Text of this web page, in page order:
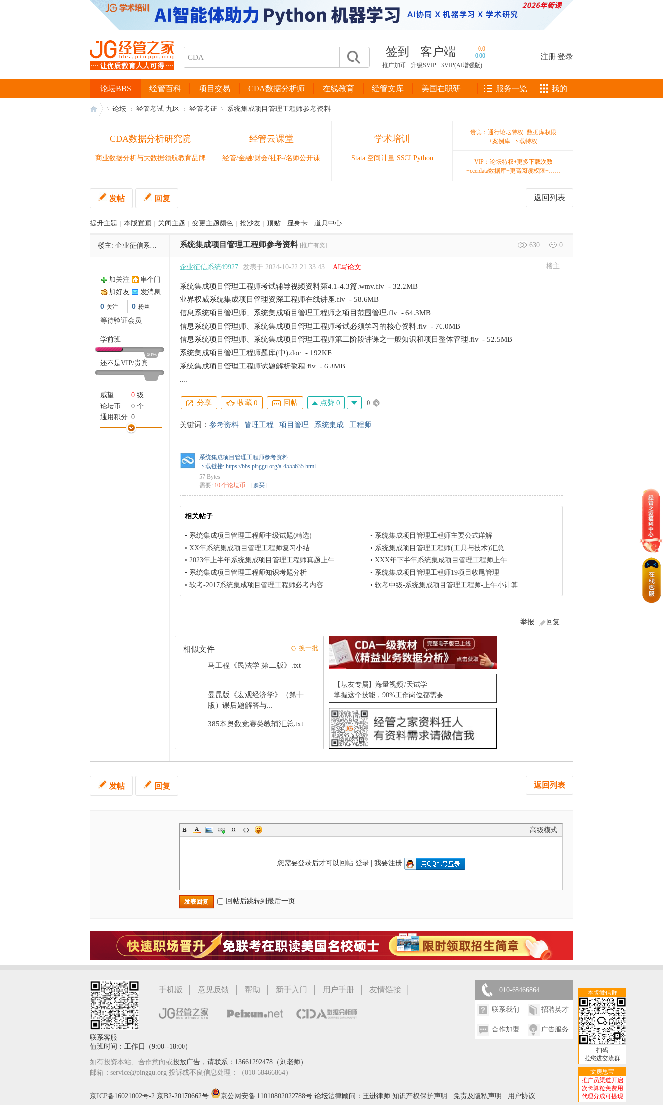
签到 客户端
0.0
0.00
推广加币
升级SVIP SVIP(AI增强版)
注册登录
经管百科 项目交易 CDA数据分析师 在线教育 经管文库 美国在职研
论坛BBS 服务一览 我的
之
论坛 经管考试 九区 经管考证 系统集成项目管理工程师参考资料
CDA数据分析研究院
商业数据分析与大数据领航教育品牌
经管云课堂
经管/金融/财会/社科/名师公开课
学术培训
Stata 空间计量 SSCI Python
贵宾：通行论坛特权+数据库权限
+案例库+下载特权
VIP：论坛特权+更多下载次数
+ccerdata数据库+更高阅读权限+……
返回列表
发帖 回复
提升主题 本版置顶 关闭主题 变更主题颜色 抢沙发 顶贴 显身卡 道具中心
楼主: 企业征信系统49927 630 0
系统集成项目管理工程师参考资料 [推广有奖]
加关注
串个门
加好友
发消息
0 关注 0 粉丝
等待验证会员
学前班
40%
还不是VIP/贵宾
-
威望 0 级
论坛币
0 个
通用积分 0
学术水平
0 点
楼主
企业征信系统49927 发表于 2024-10-22 21:33:43 AI写论文
系统集成项目管理工程师考试辅导视频资料第4.1-4.3篇.wmv.flv - 32.2MB
业界权威系统集成项目管理资深工程师在线讲座.flv - 58.6MB
信息系统项目管理师、系统集成项目管理工程师之项目范围管理.flv - 64.3MB
信息系统项目管理师、系统集成项目管理工程师考试必须学习的核心资料.flv - 70.0MB
信息系统项目管理师、系统集成项目管理工程师第二阶段讲课之一般知识和项目整体管理.flv - 52.5MB
系统集成项目管理工程师题库(中).doc - 192KB
系统集成项目管理工程师试题解析教程.flv - 6.8MB
....
分享 收藏0 回帖 点赞 0 0
关键词： 参考资料 管理工程 项目管理 系统集成 工程师
系统集成项目管理工程师参考资料
下载链接: https://bbs.pinggu.org/a-4555635.html
57 Bytes
需要: 10 个论坛币 [购买]
相关帖子
• 系统集成项目管理工程师中级试题(精选) • 系统集成项目管理工程师主要公式详解
• XX年系统集成项目管理工程师复习小结 • 系统集成项目管理工程师(工具与技术)汇总
• 2023年上半年系统集成项目管理工程师真题上午 • XXX年下半年系统集成项目管理工程师上午
• 系统集成项目管理工程师知识考题分析 • 系统集成项目管理工程师19项目收尾管理
• 软考-2017系统集成项目管理工程师必考内容 • 软考中级-系统集成项目管理工程师-上午小计算
回复
举报
相似文件 换一批
马工程《民法学 第二版》.txt
曼昆版《宏观经济学》（第十
版）课后题解答与...
385本奥数竞赛类教辅汇总.txt
【坛友专属】海量视频7天试学
掌握这个技能，90%工作岗位都需要
返回列表
发帖 回复
高级模式
您需要登录后才可以回帖 登录| 我要注册
发表回复 回帖后跳转到最后一页
本版微信群
扫码
拉您进交流群
文房思宝
推广员渠道开启
次卡算粒免费用
代理分成可提现
手机版 | 意见反馈 | 帮助 | 新手入门 | 用户手册 | 友情链接 |
联系客服
值班时间：工作日（9:00--18:00）
如有投资本站、合作意向或投放广告，请联系：13661292478（刘老师）
邮箱：service@pinggu.org 投诉或不良信息处理：（010-68466864）
010-68466864
联系我们 招聘英才
合作加盟 广告服务
京ICP备16021002号-2 京B2-20170662号 京公网安备 11010802022788号 论坛法律顾问：王进律师 知识产权保护声明 免责及隐私声明 用户协议